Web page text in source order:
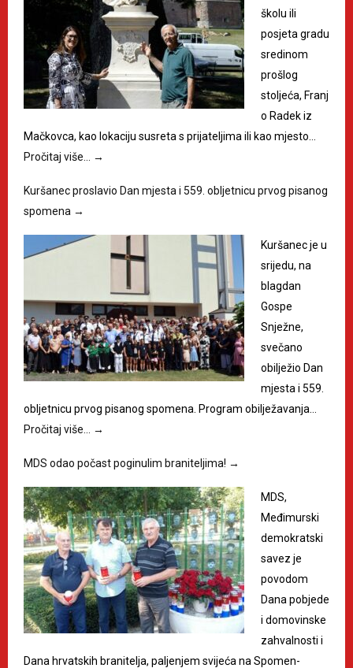
školu ili
posjeta gradu
sredinom
prošlog
stoljeća, Franj
o Radek iz
Mačkovca, kao lokaciju susreta s prijateljima ili kao mjesto…
Pročitaj više…
→
Kuršanec proslavio Dan mjesta i 559. obljetnicu prvog pisanog
spomena →
Kuršanec je u
srijedu, na
blagdan
Gospe
Snježne,
svečano
obilježio Dan
mjesta i 559.
obljetnicu prvog pisanog spomena. Program obilježavanja…
Pročitaj više…
→
MDS odao počast poginulim braniteljima! →
MDS,
Međimurski
demokratski
savez je
povodom
Dana pobjede
i domovinske
zahvalnosti i
Dana hrvatskih branitelja, paljenjem svijeća na Spomen-